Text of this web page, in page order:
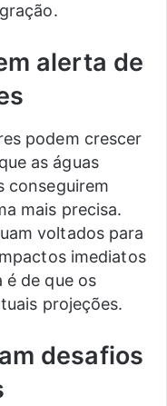
alerta de
podem crescer
as águas
conseguirem
mais precisa.
voltados para
imediatos
é de que os
projeções.
desafios